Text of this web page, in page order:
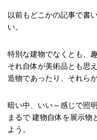
以前もどこかの記事で書
い。
特別な建物でなくとも、
それ自体が美術品とも思
造物であったり、それら
暗い中、いい～感じで照
まるで 建物自体を展示物
よう。